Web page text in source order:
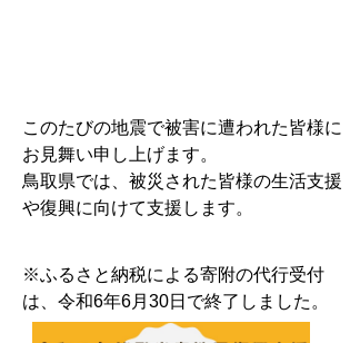
このたびの地震で被害に遭われた皆様に
お見舞い申し上げます。
鳥取県では、被災された皆様の生活支援
や復興に向けて支援します。
※ふるさと納税による寄附の代行受付
は、令和6年6月30日で終了しました。